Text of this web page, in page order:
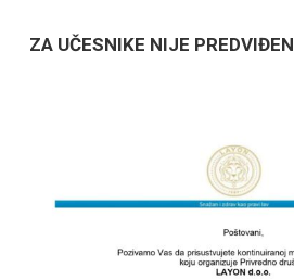
ZA UČESNIKE NIJE